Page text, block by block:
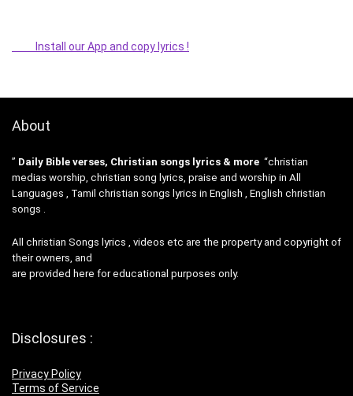
Install our App and copy lyrics !
About
” Daily Bible verses, Christian songs lyrics & more “christian
medias worship, christian song lyrics, praise and worship in All
Languages , Tamil christian songs lyrics in English , English christian
songs .
All christian Songs lyrics , videos etc are the property and copyright of
their owners, and
are provided here for educational purposes only.
Disclosures :
Privacy Policy
Terms of Service